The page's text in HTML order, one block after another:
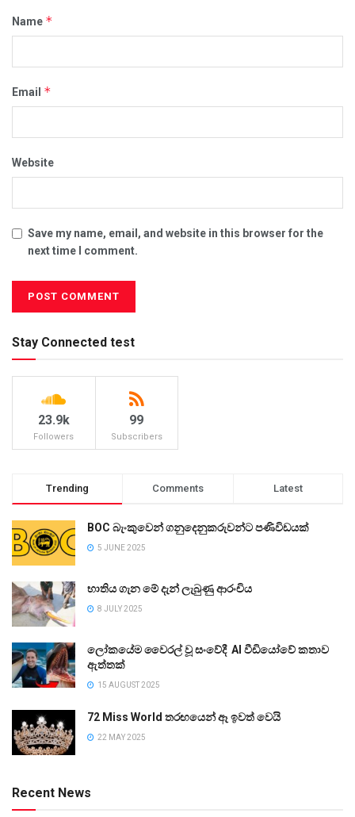
Name *
Email *
Website
Save my name, email, and website in this browser for the
next time I comment.
Stay Connected test
23.9k
Followers
99
Subscribers
Trending Comments Latest
BOC බැංකුවෙන් ගනුදෙනුකරුවන්ට පණිවිඩයක්
5 JUNE 2025
භාතිය ගැන මේ දැන් ලැබුණු ආරංචිය
8 JULY 2025
ලෝකයේම වෛරල් වූ සංවේදී AI වීඩියෝවේ කතාව
ඇත්තක්
15 AUGUST 2025
72 Miss World තරඟයෙන් ඈ ඉවත් වෙයි
22 MAY 2025
Recent News